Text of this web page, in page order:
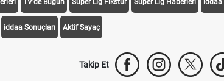
TV'de Bugün Süper Lig Fikstür Süper Lig Haberleri iddaa
iddaa Sonuçları Aktif Sayaç
Takip Et